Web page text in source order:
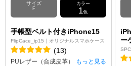
サイズ
F
カラー
1色
手帳型ベルト付きiPhone15
FlipCace_ip15｜オリジナルスマホケース
(13)
もっと見る
PUレザー（合成皮革）
ー